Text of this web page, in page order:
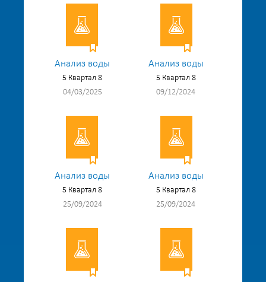
Анализ воды
5 Квартал 8
04/03/2025
Анализ воды
5 Квартал 8
09/12/2024
Анализ воды
5 Квартал 8
25/09/2024
Анализ воды
5 Квартал 8
25/09/2024